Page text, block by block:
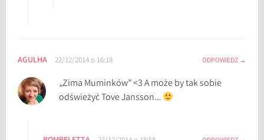
AGULHA 22/12/2014 o 16:18 ODPOWIEDZ
„Zima Muminków” <3 A może by tak sobie
odświeżyć Tove Jansson…